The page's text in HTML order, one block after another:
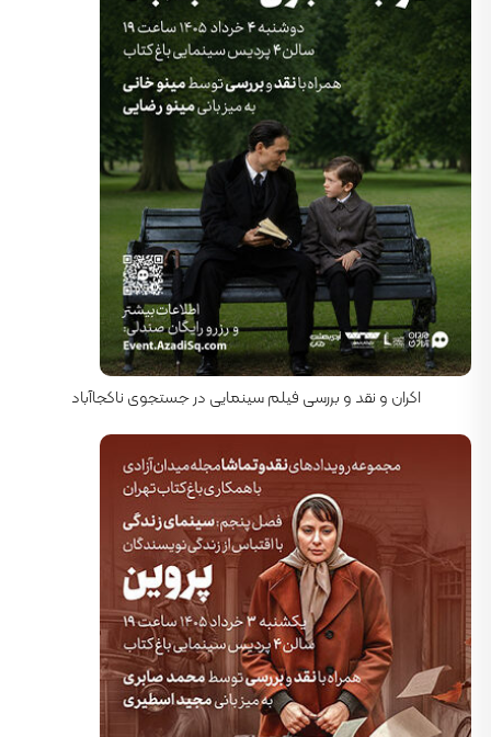
کارگردان: مارک فورستر
اکران و نقد و بررسی فیلم سینمایی در جستجوی ناکجاآباد